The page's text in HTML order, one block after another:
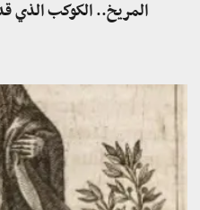
المريخ.. الكوكب الذي